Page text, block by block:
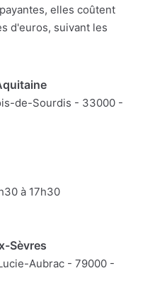
elles coûtent
d'euros, suivant les
de-Sourdis - 33000 -
à 17h30
Sèvres
Aubrac - 79000 -